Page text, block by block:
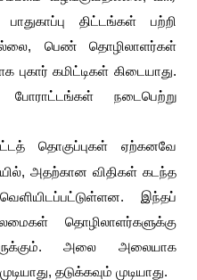
திட்டங்கள் பற்றி
பெண் தொழிலாளர்கள்
கமிட்டிகள் கிடையாது.
நடைபெற்று
தொகுப்புகள் ஏற்கனவே
அதற்கான விதிகள் கடந்த
இந்தப்
தொழிலாளர்களுக்கு
அலை அலையாக
தடுக்கவும் முடியாது.